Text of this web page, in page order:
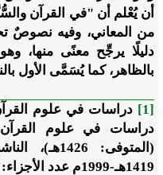
أن يُعْلم أن "في القرآن
من المعاني، وفيه نصوصٌ
دليلًا يرجِّح معنًى منها،
بالظاهر، كما يُسَمَّى الأول
[1]
دراسات في علوم
(المتوفى:
1419هـ-1999م عدد الأجزاء: 1.